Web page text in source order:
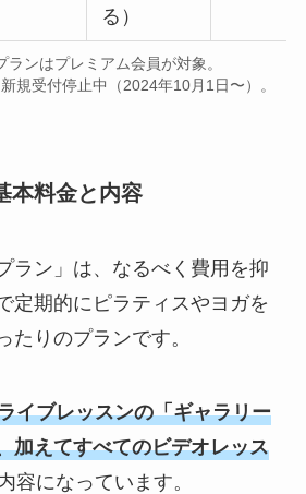
る）
ンはプレミアム会員が対象。
規受付停止中（2024年10月1日〜）。
本料金と内容
ラン」は、なるべく費用を抑
定期的にピラティスやヨガを
たりのプランです。
イブレッスンの「ギャラリー
加えてすべてのビデオレッス
容になっています。